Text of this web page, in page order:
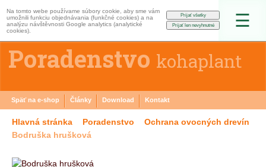
Na tomto webe používame súbory cookie, aby sme vám
umožnili funkciu objednávania (funkčné cookies) a na
analýzu návštěvnosti Google analytics (analytické
cookies).
☰
Späť na e-shop Články Download Kontakt
Poradenstvo kohaplant
Hlavná stránka Poradenstvo
Ochrana ovocných drevín
Bodruška hrušková